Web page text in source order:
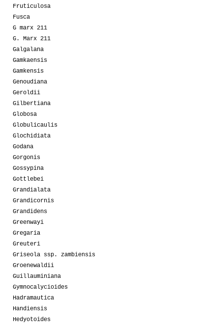
Fruticulosa
Fusca
G marx 211
G. Marx 211
Galgalana
Gamkaensis
Gamkensis
Genoudiana
Geroldii
Gilbertiana
Globosa
Globulicaulis
Glochidiata
Godana
Gorgonis
Gossypina
Gottlebei
Grandialata
Grandicornis
Grandidens
Greenwayi
Gregaria
Greuteri
Griseola ssp. zambiensis
Groenewaldii
Guillauminiana
Gymnocalycioides
Hadramautica
Handiensis
Hedyotoides